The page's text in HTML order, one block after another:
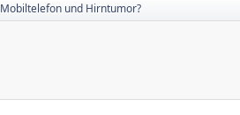
Mobiltelefon und Hirntumor?